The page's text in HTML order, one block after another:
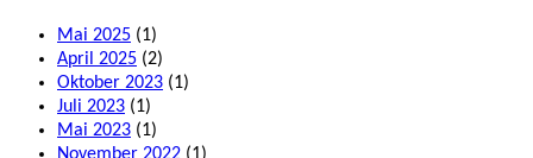
Mai 2025 (1)
April 2025 (2)
Oktober 2023 (1)
Juli 2023 (1)
Mai 2023 (1)